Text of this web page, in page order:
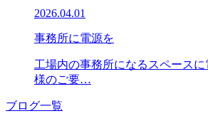
2026.04.01
事務所に電源を
工場内の事務所になるスペース
様のご要…
ブログ一覧